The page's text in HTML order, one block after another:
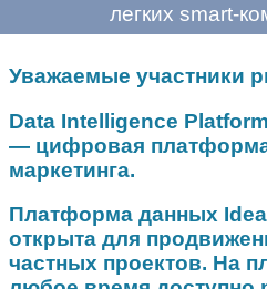
легких smart-
Уважаемые участники
Data Intelligence
— цифровая
маркетинга.
Платформа данных
открыта для
частных проектов. На